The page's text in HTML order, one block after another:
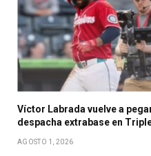
Víctor Labrada vuelve a
despacha extrabase en
AGOSTO 1, 2026